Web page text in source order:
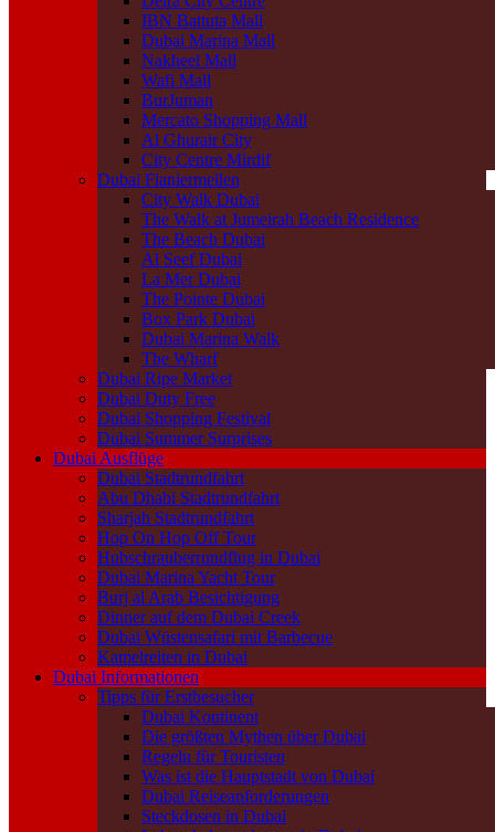
IBN Battuta Mall
Dubai Marina Mall
Nakheel Mall
Wafi Mall
BurJuman
Mercato Shopping Mall
Al Ghurair City
City Centre Mirdif
Dubai Flaniermeilen
City Walk Dubai
The Walk at Jumeirah Beach Residence
The Beach Dubai
Al Seef Dubai
La Mer Dubai
The Pointe Dubai
Box Park Dubai
Dubai Marina Walk
The Wharf
Dubai Ripe Market
Dubai Duty Free
Dubai Shopping Festival
Dubai Summer Surprises
Dubai Ausflüge
Dubai Stadtrundfahrt
Abu Dhabi Stadtrundfahrt
Sharjah Stadtrundfahrt
Hop On Hop Off Tour
Hubschrauberrundflug in Dubai
Dubai Marina Yacht Tour
Burj al Arab Besichtigung
Dinner auf dem Dubai Creek
Dubai Wüstensafari mit Barbecue
Kamelreiten in Dubai
Dubai Informationen
Tipps für Erstbesucher
Dubai Kontinent
Die größten Mythen über Dubai
Regeln für Touristen
Was ist die Hauptstadt von Dubai
Dubai Reiseanforderungen
Steckdosen in Dubai